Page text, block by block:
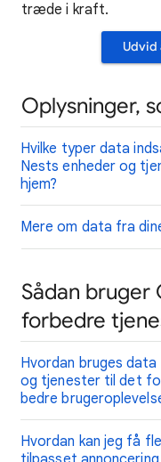
træde i kraft.
Udvid
Oplysninger,
Hvilke typer data
Nests enheder og
hjem?
Mere om data fra
Sådan
forbedre
Hvordan bruges
og tjenester til det
bedre
Hvordan kan jeg få